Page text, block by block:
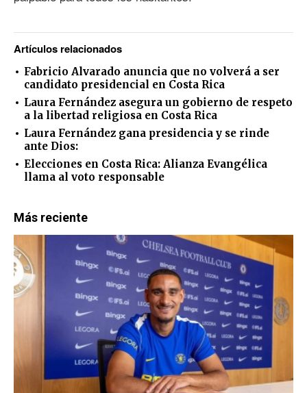
Artículos relacionados
Fabricio Alvarado anuncia que no volverá a ser
candidato presidencial en Costa Rica
Laura Fernández asegura un gobierno de respeto
a la libertad religiosa en Costa Rica
Laura Fernández gana presidencia y se rinde
ante Dios:
Elecciones en Costa Rica: Alianza Evangélica
llama al voto responsable
Más reciente